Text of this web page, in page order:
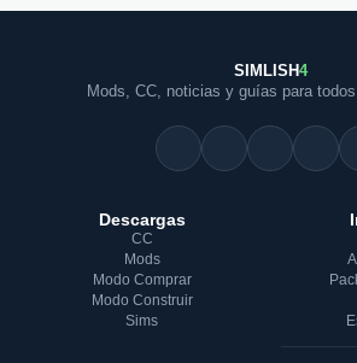
SIMLISH4
Mods, CC, noticias y guías para
Descargas
CC
Mods
Modo Comprar
Modo Construir
Sims